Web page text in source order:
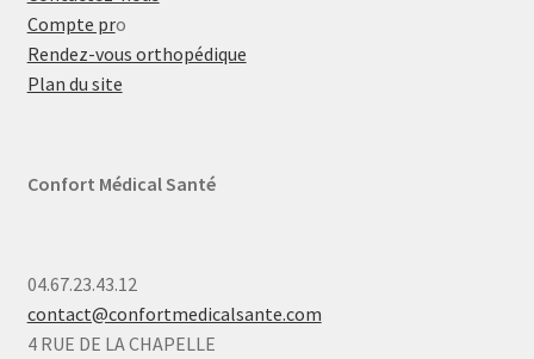
Compte pro
Rendez-vous orthopédique
Plan du site
Confort Médical Santé
04.67.23.43.12
contact@confortmedicalsante.com
4 RUE DE LA CHAPELLE